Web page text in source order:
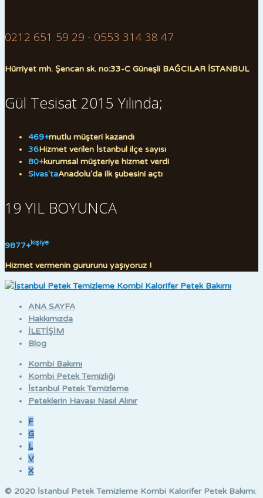
0212 651 59 29 - 0553 314 38 47
Hürriyet mh. Şencan sk. no:33-C Güneşli BAĞCILAR İSTANBUL
Gül Tesisat 2015 Yılında;
469+mutlu müşteri kazandı
36Hizmet verilen İstanbul ilçe sayısı
80+kurumsal müşteriye hizmet verdi
Sivas'taAnadolu'da ilk şubesini açtı
19 YIL BOYUNCA
9877+kişiye
Hizmet vermenin gururunu yaşıyoruz !
ANA SAYFA
Hakkımızda
İLETİŞİM
Blog
Kombi Bakımı
Kombi Petek Temizliği
İstanbul Petek Temizleme
Peteklerin Havası Nasıl Alınır
F
G
L
V
X
© 2020 İstanbul Petek Temizleme Kombi Kalorifer Petek Bakımı.